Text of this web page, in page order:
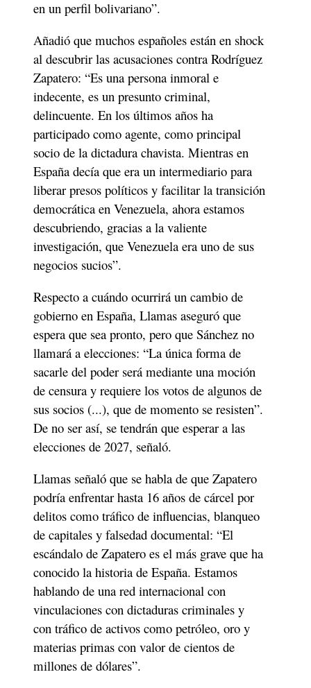
en un perfil bolivariano”.
Añadió que muchos españoles están en shock
al descubrir las acusaciones contra Rodríguez
Zapatero: “Es una persona inmoral e
indecente, es un presunto criminal,
delincuente. En los últimos años ha
participado como agente, como principal
socio de la dictadura chavista. Mientras en
España decía que era un intermediario para
liberar presos políticos y facilitar la transición
democrática en Venezuela, ahora estamos
descubriendo, gracias a la valiente
investigación, que Venezuela era uno de sus
negocios sucios”.
Respecto a cuándo ocurrirá un cambio de
gobierno en España, Llamas aseguró que
espera que sea pronto, pero que Sánchez no
llamará a elecciones: “La única forma de
sacarle del poder será mediante una moción
de censura y requiere los votos de algunos de
sus socios (...), que de momento se resisten”.
De no ser así, se tendrán que esperar a las
elecciones de 2027, señaló.
Llamas señaló que se habla de que Zapatero
podría enfrentar hasta 16 años de cárcel por
delitos como tráfico de influencias, blanqueo
de capitales y falsedad documental: “El
escándalo de Zapatero es el más grave que ha
conocido la historia de España. Estamos
hablando de una red internacional con
vinculaciones con dictaduras criminales y
con tráfico de activos como petróleo, oro y
materias primas con valor de cientos de
millones de dólares”.